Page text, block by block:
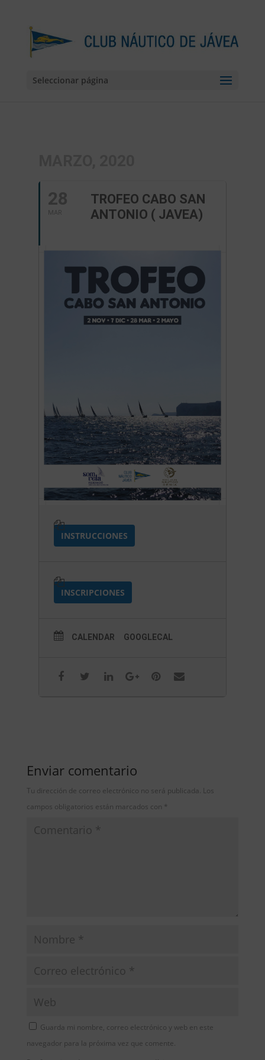
Seleccionar página
28
MAR
TROFEO CABO SAN
ANTONIO ( JAVEA)
INSTRUCCIONES
INSCRIPCIONES
CALENDAR GOOGLECAL
Enviar comentario
Tu dirección de correo electrónico no será publicada. Los
campos obligatorios están marcados con *
Guarda mi nombre, correo electrónico y web en este
navegador para la próxima vez que comente.